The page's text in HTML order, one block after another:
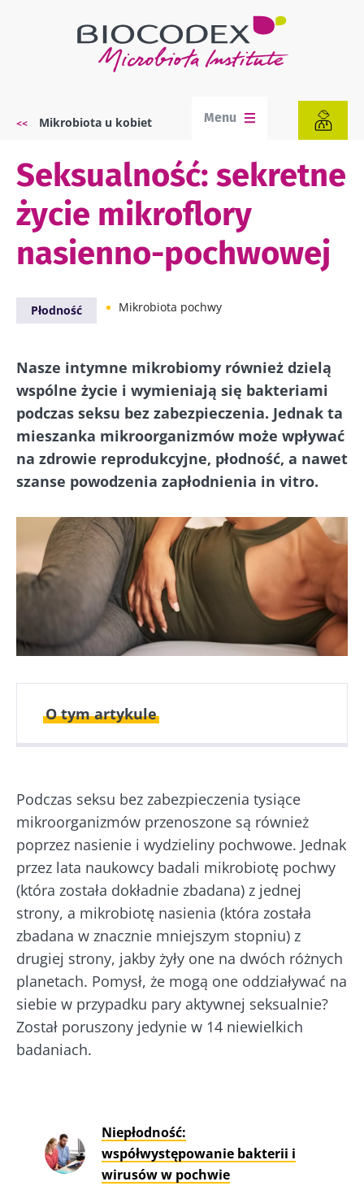
Mikrobiota u kobiet Menu
Seksualność: sekretne
życie mikroflory
nasienno-pochwowej
Płodność Mikrobiota pochwy
Nasze intymne mikrobiomy również dzielą
wspólne życie i wymieniają się bakteriami
podczas seksu bez zabezpieczenia. Jednak ta
mieszanka mikroorganizmów może wpływać
na zdrowie reprodukcyjne, płodność, a nawet
szanse powodzenia zapłodnienia in vitro.
O tym artykule
Podczas seksu bez zabezpieczenia tysiące
mikroorganizmów przenoszone są również
poprzez nasienie i wydzieliny pochwowe. Jednak
przez lata naukowcy badali mikrobiotę pochwy
(która została dokładnie zbadana) z jednej
strony, a mikrobiotę nasienia (która została
zbadana w znacznie mniejszym stopniu) z
drugiej strony, jakby żyły one na dwóch różnych
planetach. Pomysł, że mogą one oddziaływać na
siebie w przypadku pary aktywnej seksualnie?
Został poruszony jedynie w 14 niewielkich
badaniach.
Niepłodność:
współwystępowanie bakterii i
wirusów w pochwie